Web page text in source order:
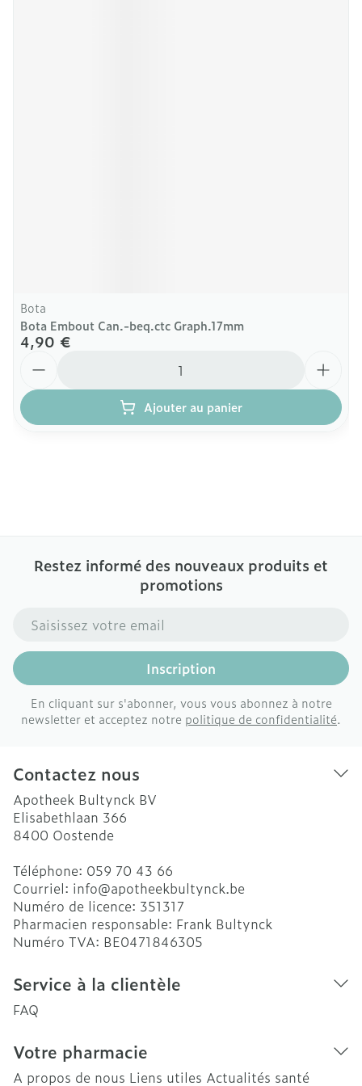
Bota
Bota Embout Can.-beq.ctc Graph.17mm
4,90 €
Ajouter au panier
Restez informé des nouveaux produits et
promotions
Adresse mail
Inscription
En cliquant sur s'abonner, vous vous abonnez à notre
newsletter et acceptez notre politique de confidentialité.
Contactez nous
Apotheek Bultynck BV
Elisabethlaan 366
8400 Oostende
Téléphone: 059 70 43 66
Courriel: info@apotheekbultynck.be
Numéro de licence: 351317
Pharmacien responsable: Frank Bultynck
Numéro TVA: BE0471846305
Service à la clientèle
FAQ
Votre pharmacie
A propos de nous Liens utiles Actualités santé